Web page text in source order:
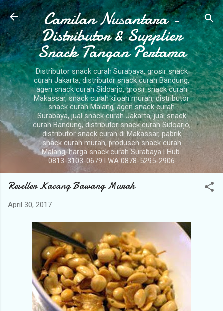
Langsung ke konten utama
Camilan Nusantara -
Distributor & Supplier
Snack Tangan Pertama
Distributor snack curah Surabaya, grosir snack
curah Jakarta, distributor snack curah Bandung,
agen snack curah Sidoarjo, grosir snack curah
Makassar, snack curah kiloan murah, distributor
snack curah Malang, agen snack curah
Surabaya, jual snack curah Jakarta, jual snack
curah Bandung, distributor snack curah Sidoarjo,
distributor snack curah di Makassar, pabrik
snack curah murah, produsen snack curah
Malang, harga snack curah Surabaya l Hub.
0813-3103-0679 l WA 0878-5295-2906
Reseller Kacang Bawang Murah
April 30, 2017